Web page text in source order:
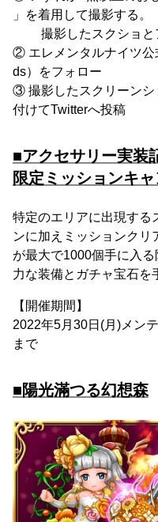
」を着用して撮影する。
撮影したスクショと
② エレメンタルナイツ公
ds）をフォロー
③ 撮影したスクリーンシ
付けてTwitterへ投稿
■アクセサリー実装
限定ミッションキャ
特定のエリアに出現する
ンに加えミッションクリ
が最大で1000個手に入
力な装備とガチャ宝石を
【開催期間】
2022年5月30日(月)メン
まで
■陽光滿つる幻想森